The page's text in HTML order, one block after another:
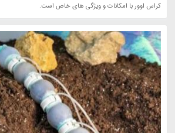
کراس اوور با امکانات و ویژگی های خاص است.